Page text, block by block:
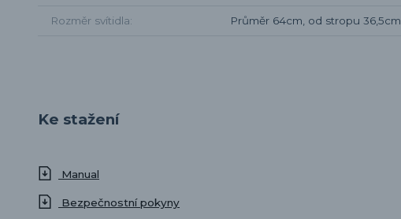
Rozměr svítidla Průměr 64cm, od stropu 36,5cm
Ke stažení
Manual
Bezpečnostní pokyny